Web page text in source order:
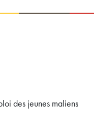
des jeunes maliens